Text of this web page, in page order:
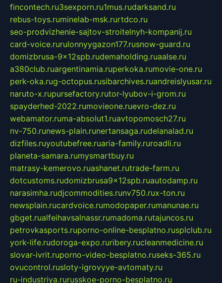
fincontech.ru3sexporn.ru1mus.rudarksand.ru
rebus-toys.ruminelab-msk.rurtdco.ru
seo-prodvizhenie-sajtov-stroitelnyh-kompanij.ru
card-voice.rurulonnyygazon177.rusnow-guard.ru
domizbrusa-9x12spb.rudemaholding.ruaalse.ru
a380club.ruargentinamia.ruperkoka.rumovie-one.ru
perk-oka.rug-octopus.rusibarchives.ruandreislyusar.ru
naruto-x.rupursefactory.rutor-lyubov-i-grom.ru
spayderhed-2022.rumovieone.ruevro-dez.ru
webamator.ruma-absolut1.ruavtopomosch27.ru
nv-750.runews-plain.runertansaga.rudelanalad.ru
dizfiles.ruyoutubefree.ruaria-family.ruroadli.ru
planeta-samara.rumysmartbuy.ru
matrasy-kemerovo.ruashanet.rutrade-farm.ru
dotcustoms.rudomizbrusa9x12spb.ruautodamp.ru
narasimha.rudjcommodities.runv750.rux-ton.ru
newsplain.rucardvoice.rumodopaper.rumanunae.ru
gbget.rualfeihavsalnassr.rumadoma.rutajuncos.ru
petrovkasports.ruporno-online-besplatno.rusplclub.ru
york-life.rudoroga-expo.ruribery.rucleanmedicine.ru
slovar-ivrit.ruporno-video-besplatno.ruseks-365.ru
ovucontrol.rusloty-igrovyye-avtomaty.ru
ru-industriya.rurusskoe-porno-besplatno.ru